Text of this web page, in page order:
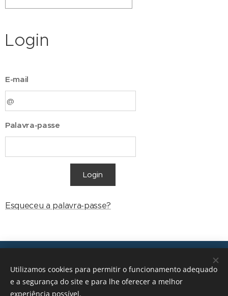
Login
E-mail
Palavra-passe
Login
Esqueceu a palavra-passe?
geral@transicoes.pt
Utilizamos cookies para permitir o funcionamento adequado
e a segurança do site e para lhe oferecer a melhor
experiência possível.